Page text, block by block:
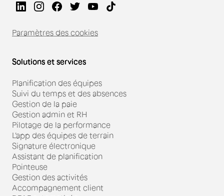
Paramètres des cookies
Solutions et services
Planification des équipes
Suivi du temps et des absences
Gestion de la paie
Gestion admin et RH
Pilotage de la performance
L'app des équipes de terrain
Signature électronique
Assistant de planification
Pointeuse
Gestion des activités
Accompagnement client